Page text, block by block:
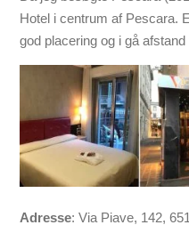
Hotel i centrum af Pescara.
god placering og i gå
Adresse:Via Piave, 142,